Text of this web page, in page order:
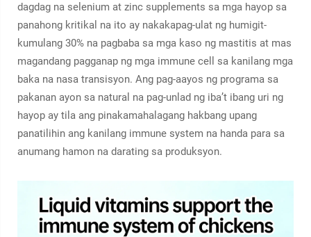
dagdag na selenium at zinc supplements sa mga hayop sa
panahong kritikal na ito ay nakakapag-ulat ng humigit-
kumulang 30% na pagbaba sa mga kaso ng mastitis at mas
magandang pagganap ng mga immune cell sa kanilang mga
baka na nasa transisyon. Ang pag-aayos ng programa sa
pakanan ayon sa natural na pag-unlad ng iba’t ibang uri ng
hayop ay tila ang pinakamahalagang hakbang upang
panatilihin ang kanilang immune system na handa para sa
anumang hamon na darating sa produksyon.